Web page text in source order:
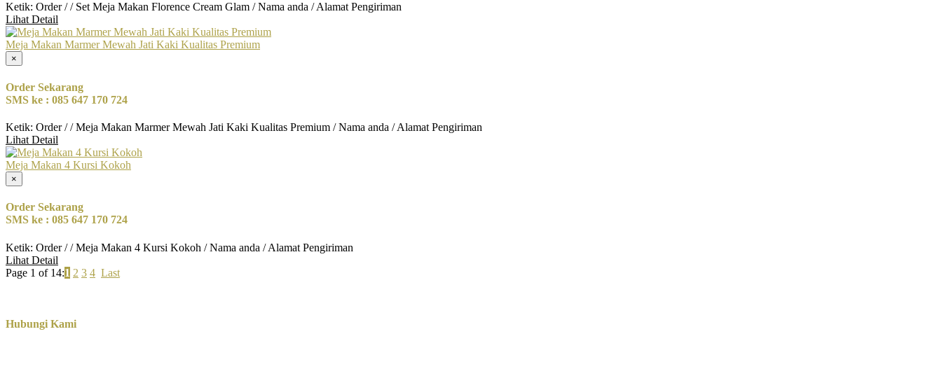
Ketik: Order / / Set Meja Makan Florence Cream Glam / Nama anda / Alamat Pengiriman
Lihat Detail
Meja Makan Marmer Mewah Jati Kaki Kualitas Premium
×
Order Sekarang
SMS ke : 085 647 170 724
Ketik: Order / / Meja Makan Marmer Mewah Jati Kaki Kualitas Premium / Nama anda / Alamat Pengiriman
Lihat Detail
Meja Makan 4 Kursi Kokoh
×
Order Sekarang
SMS ke : 085 647 170 724
Ketik: Order / / Meja Makan 4 Kursi Kokoh / Nama anda / Alamat Pengiriman
Lihat Detail
Page 1 of 14:1 2 3 4 Last
Hubungi Kami